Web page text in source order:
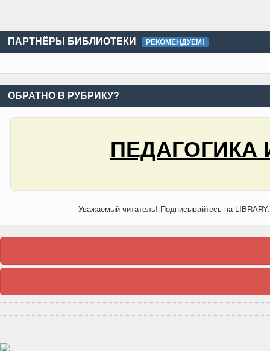
ПАРТНЁРЫ БИБЛИОТЕКИ РЕКОМЕНДУЕМ!
ОБРАТНО В РУБРИКУ?
ПЕДАГОГИКА
Уважаемый читатель! Подписывайтесь на